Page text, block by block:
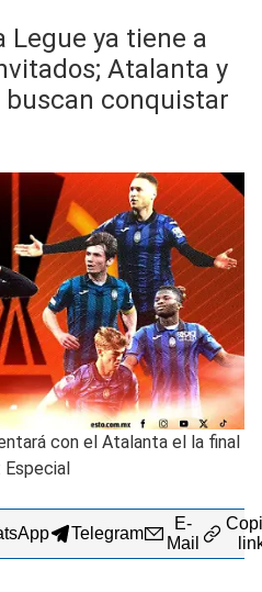
Legue ya tiene a
Atalanta y
buscan conquistar
con el Atalanta el la final
Especial
Telegram
E-
Mail